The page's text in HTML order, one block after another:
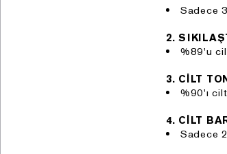
Sadece
2.
%89'u
3. CİLT
%90'ı
4. CİLT
Sadece